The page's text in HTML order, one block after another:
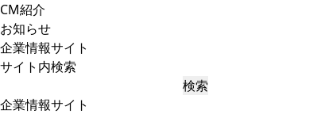
CM紹介
お知らせ
企業情報サイト
サイト内検索
検索
企業情報サイト